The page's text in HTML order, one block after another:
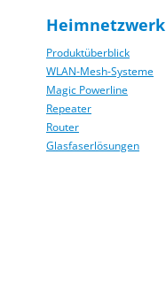
Heimnetzwerk
Produktüberblick
WLAN-Mesh-Systeme
Magic Powerline
Repeater
Router
Glasfaserlösungen